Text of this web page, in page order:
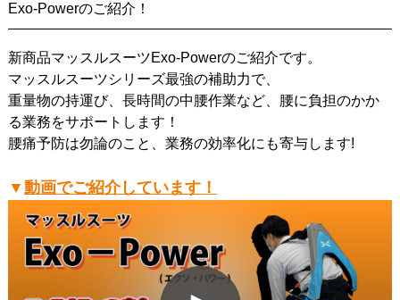
Exo-Powerのご紹介！
新商品マッスルスーツExo-Powerのご紹介です。
マッスルスーツシリーズ最強の補助力で、
重量物の持運び、長時間の中腰作業など、腰に負担のかか
る業務をサポートします！
腰痛予防は勿論のこと、業務の効率化にも寄与します!
▼ 動画でご紹介しています！